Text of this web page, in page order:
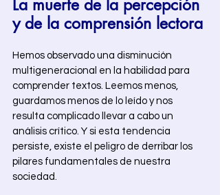
La muerte de la percepción
y de la comprensión lectora
Hemos observado una disminución
multigeneracional en la habilidad para
comprender textos. Leemos menos,
guardamos menos de lo leído y nos
resulta complicado llevar a cabo un
análisis crítico. Y si esta tendencia
persiste, existe el peligro de derribar los
pilares fundamentales de nuestra
sociedad.